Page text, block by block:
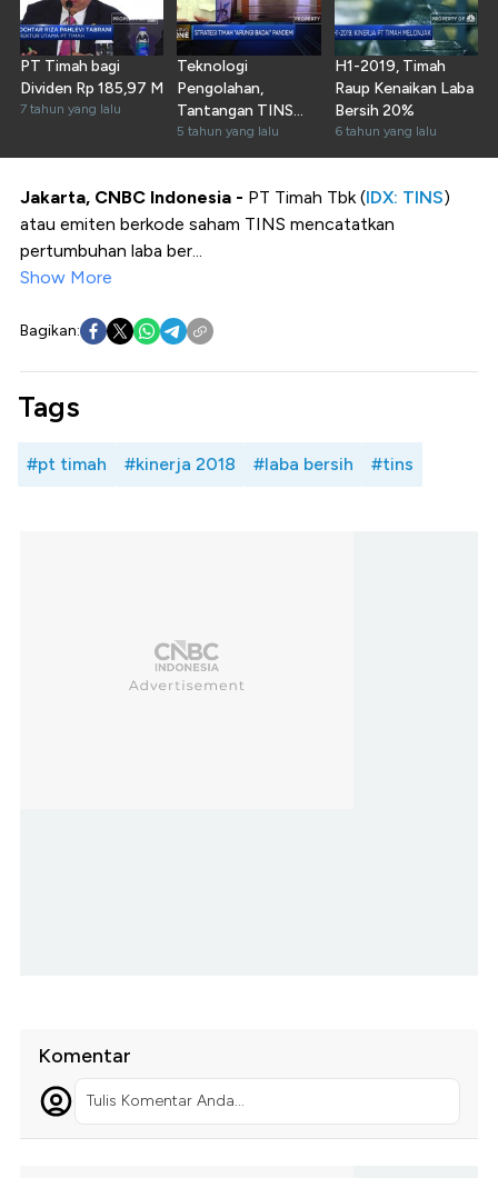
PT Timah bagi
Dividen Rp 185,97 M
7 tahun yang lalu
Teknologi
Pengolahan,
Tantangan TINS
Gali Potensi Rare
Earth
5 tahun yang lalu
H1-2019, Timah
Raup Kenaikan Laba
Bersih 20%
6 tahun yang lalu
Jakarta, CNBC Indonesia - PT Timah Tbk (IDX: TINS)
atau emiten berkode saham TINS mencatatkan
pertumbuhan laba ber...
Show More
Bagikan:
Tags
#pt timah #kinerja 2018 #laba bersih #tins
Komentar
Tulis Komentar Anda...